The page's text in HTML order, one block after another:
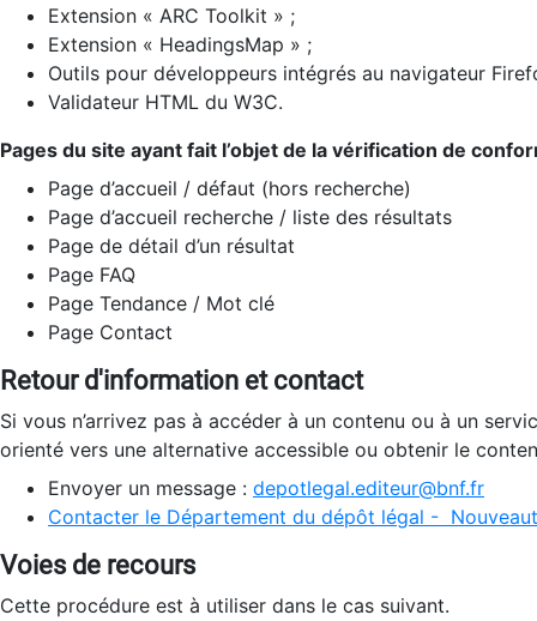
Extension « ARC Toolkit » ;
Extension « HeadingsMap » ;
Outils pour développeurs intégrés au navigateur
Validateur HTML du W3C.
Pages du site ayant fait l’objet de la vérification de
Page d’accueil / défaut (hors recherche)
Page d’accueil recherche / liste des résultats
Page de détail d’un résultat
Page FAQ
Page Tendance / Mot clé
Page Contact
Retour d'information et contact
Si vous n’arrivez pas à accéder à un contenu ou à un
orienté vers une alternative accessible ou obtenir le
Envoyer un message : depotlegal.editeur@bnf.fr
Contacter le Département du dépôt légal -
Voies de recours
Cette procédure est à utiliser dans le cas suivant.